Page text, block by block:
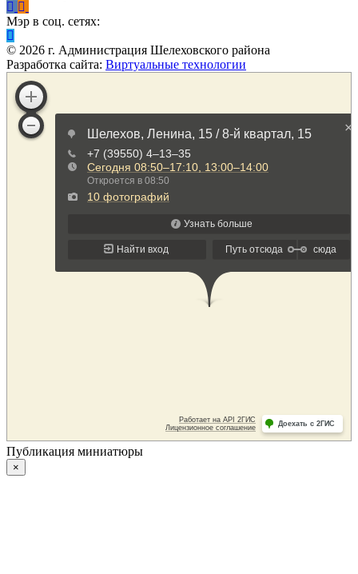
Мэр в соц. сетях:
© 2026 г. Администрация Шелеховского района
Разработка сайта: Виртуальные технологии
Публикация миниатюры
×